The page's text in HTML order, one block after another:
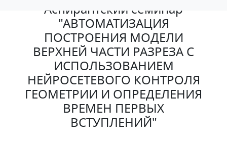
Аспирантский семинар
"АВТОМАТИЗАЦИЯ
ПОСТРОЕНИЯ МОДЕЛИ
ВЕРХНЕЙ ЧАСТИ РАЗРЕЗА С
ИСПОЛЬЗОВАНИЕМ
НЕЙРОСЕТЕВОГО КОНТРОЛЯ
ГЕОМЕТРИИ И ОПРЕДЕЛЕНИЯ
ВРЕМЕН ПЕРВЫХ
ВСТУПЛЕНИЙ"